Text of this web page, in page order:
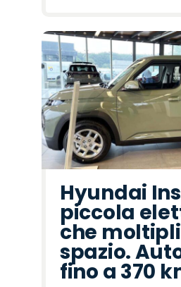
Hyundai
piccola
che
spazio.
fino a 370